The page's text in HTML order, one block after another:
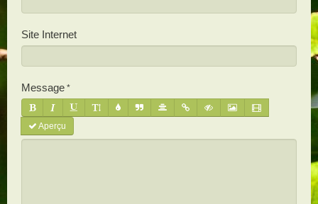
Site Internet
Message
Aperçu